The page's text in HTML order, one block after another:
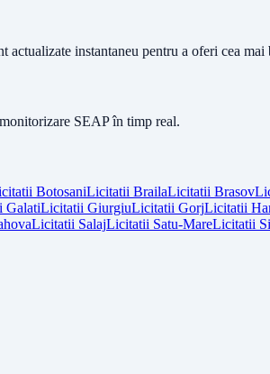
actualizate instantaneu pentru a oferi cea
SEAP în timp real.
BotosaniLicitatii BrailaLicitatii Brasov
GalatiLicitatii GiurgiuLicitatii GorjLicitatii
Licitatii SalajLicitatii Satu-MareLicitatii